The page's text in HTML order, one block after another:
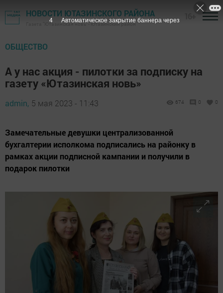
НОВОСТИ ЮТАЗИНСКОГО РАЙОНА
Газета "Ютазинская новь" - Ютазинский район
ОБЩЕСТВО
А у нас акция - пилотки за подписку на
газету «Ютазинская новь»
admin, 5 мая 2023 - 11:43 674 0 0
Замечательные девушки централизованной
бухгалтерии исполкома подписались на районку в
рамках акции подписной кампании и получили в
подарок пилотки
3 Автоматическое закрытие баннера через